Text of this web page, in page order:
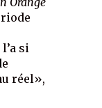
si
réel»,